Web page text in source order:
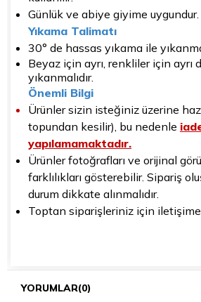
Günlük ve abiye giyime uygundur.
Yıkama Talimatı
30° de hassas yıkama ile
Beyaz için ayrı, renkliler için ayrı
yıkanmalıdır.
Önemli Bilgi
Ürünler sizin isteğiniz üzerine
topundan kesilir), bu nedenle
yapılamamaktadır.
Ürünler fotoğrafları ve orijinal
farklılıkları gösterebilir. Sipariş
durum dikkate alınmalıdır.
Toptan siparişleriniz için
YORUMLAR(0)